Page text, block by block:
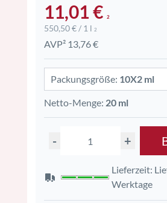
11,01 € 2
550,50 € / 1 l 2
AVP² 13,76 €
Packungsgröße: 10X2 ml
Netto-Menge: 20 ml
- +
Lieferzeit:
Werktage